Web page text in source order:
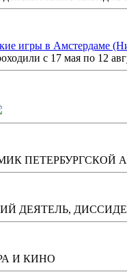
игры в Амстердаме
с 17 мая по 12
ПЕТЕРБУРГСКОЙ
ДЕЯТЕЛЬ,
И КИНО